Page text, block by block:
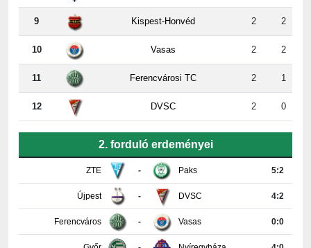
9 Kispest-Honvéd 2 2
10 Vasas 2 2
11 Ferencvárosi TC 2 1
12 DVSC 2 0
2. forduló erdeményei
ZTE - Paks 5:2
Újpest - DVSC 4:2
Ferencváros - Vasas 0:0